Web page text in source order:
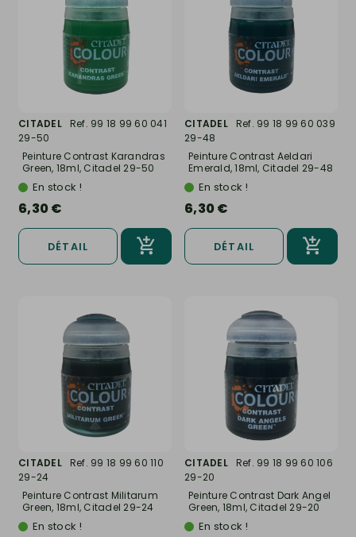
CITADEL
Ref. 99 18 99 60 041
29-50
Peinture Contrast Karandras
Green, 18ml, Citadel 29-50
En stock !
6,30 €
DÉTAIL
CITADEL
Ref. 99 18 99 60 039
29-48
Peinture Contrast Aeldari
Emerald, 18ml, Citadel 29-48
En stock !
6,30 €
DÉTAIL
CITADEL
Ref. 99 18 99 60 110
29-24
Peinture Contrast Militarum
Green, 18ml, Citadel 29-24
En stock !
CITADEL
Ref. 99 18 99 60 106
29-20
Peinture Contrast Dark Angel
Green, 18ml, Citadel 29-20
En stock !